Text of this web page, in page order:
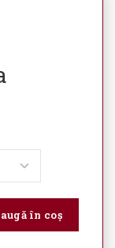
în coș